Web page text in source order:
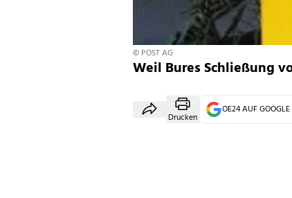
© POST AG
Weil Bures Schließung
Drucken
OE24 AUF